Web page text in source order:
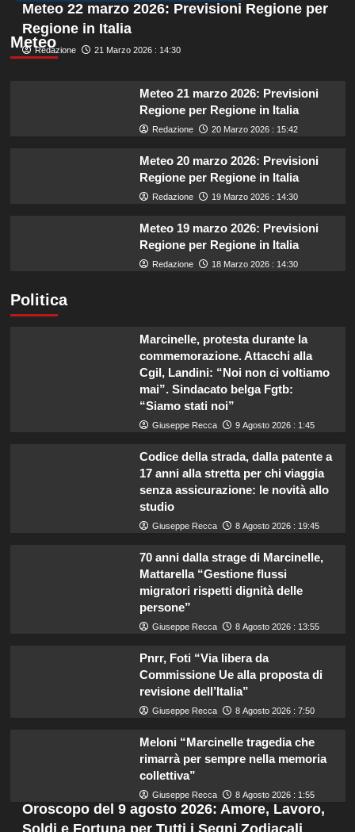
Meteo
Meteo 22 marzo 2026: Previsioni Regione per
Regione in Italia
Redazione 21 Marzo 2026 : 14:30
Meteo 21 marzo 2026: Previsioni
Regione per Regione in Italia
Redazione 20 Marzo 2026 : 15:42
Meteo 20 marzo 2026: Previsioni
Regione per Regione in Italia
Redazione 19 Marzo 2026 : 14:30
Meteo 19 marzo 2026: Previsioni
Regione per Regione in Italia
Redazione 18 Marzo 2026 : 14:30
Politica
Marcinelle, protesta durante la
commemorazione. Attacchi alla
Cgil, Landini: “Noi non ci voltiamo
mai”. Sindacato belga Fgtb:
“Siamo stati noi”
Giuseppe Recca 9 Agosto 2026 : 1:45
Codice della strada, dalla patente a
17 anni alla stretta per chi viaggia
senza assicurazione: le novità allo
studio
Giuseppe Recca 8 Agosto 2026 : 19:45
70 anni dalla strage di Marcinelle,
Mattarella “Gestione flussi
migratori rispetti dignità delle
persone”
Giuseppe Recca 8 Agosto 2026 : 13:55
Pnrr, Foti “Via libera da
Commissione Ue alla proposta di
revisione dell’Italia”
Giuseppe Recca 8 Agosto 2026 : 7:50
Meloni “Marcinelle tragedia che
rimarrà per sempre nella memoria
collettiva”
Giuseppe Recca 8 Agosto 2026 : 1:55
Oroscopo del 9 agosto 2026: Amore, Lavoro,
Soldi e Fortuna per Tutti i Segni Zodiacali